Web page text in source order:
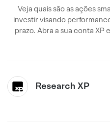
Veja quais são as ações
investir visando
prazo. Abra a sua conta XP
Research XP